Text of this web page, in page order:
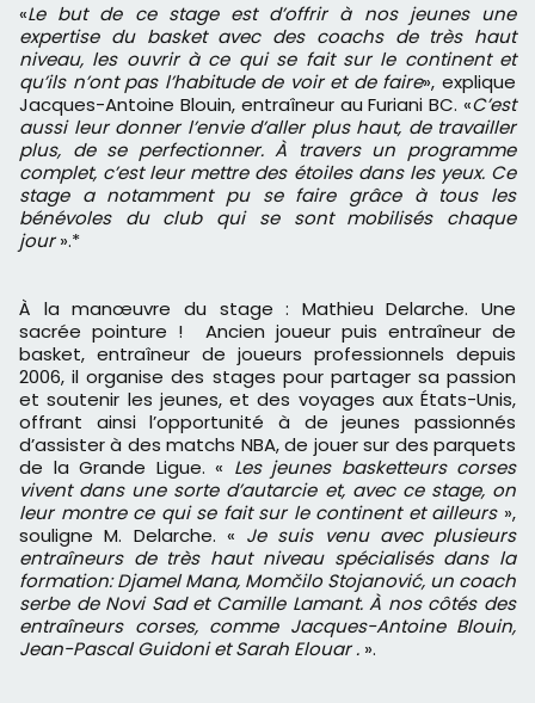
«Le but de ce stage est d’offrir à nos jeunes une
expertise du basket avec des coachs de très haut
niveau, les ouvrir à ce qui se fait sur le continent et
qu’ils n’ont pas l’habitude de voir et de faire», explique
Jacques-Antoine Blouin, entraîneur au Furiani BC. «C’est
aussi leur donner l’envie d’aller plus haut, de travailler
plus, de se perfectionner. À travers un programme
complet, c’est leur mettre des étoiles dans les yeux. Ce
stage a notamment pu se faire grâce à tous les
bénévoles du club qui se sont mobilisés chaque
jour».*
À la manœuvre du stage : Mathieu Delarche. Une
sacrée pointure ! Ancien joueur puis entraîneur de
basket, entraîneur de joueurs professionnels depuis
2006, il organise des stages pour partager sa passion
et soutenir les jeunes, et des voyages aux États-Unis,
offrant ainsi l’opportunité à de jeunes passionnés
d’assister à des matchs NBA, de jouer sur des parquets
de la Grande Ligue. « Les jeunes basketteurs corses
vivent dans une sorte d’autarcie et, avec ce stage, on
leur montre ce qui se fait sur le continent et ailleurs »,
souligne M. Delarche. « Je suis venu avec plusieurs
entraîneurs de très haut niveau spécialisés dans la
formation: Djamel Mana, Momčilo Stojanović, un coach
serbe de Novi Sad et Camille Lamant. À nos côtés des
entraîneurs corses, comme Jacques-Antoine Blouin,
Jean-Pascal Guidoni et Sarah Elouar . ».